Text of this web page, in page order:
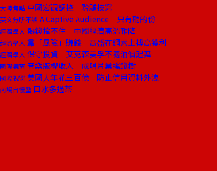
大陸焦點 中國宏觀調控 黔驢技窮
英文無所不談 A Captive Audience 只有聽的份
經濟學人 熱錢擋不住 中國經濟高溫難降
經濟學人 靠「風險」賺錢 高盛在鋼索上搏高獲利
經濟學人 保守投資 艾克森美孚不隨油價起舞
國際視窗 音樂版權收入 成唱片業搖錢樹
國際視窗 美國人年花三百億 防止信用資料外洩
商場自慢塾 口水多過茶